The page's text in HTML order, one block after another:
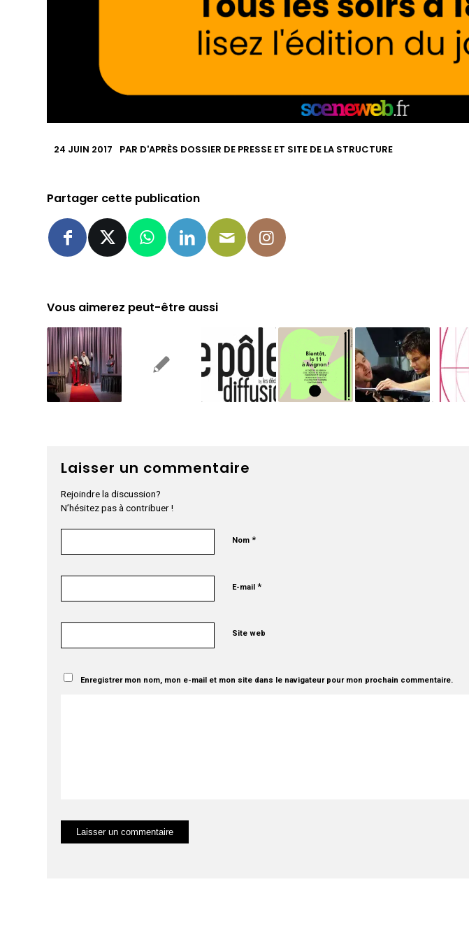
24 JUIN 2017 PAR D'APRÈS DOSSIER DE PRESSE ET SITE DE LA STRUCTURE
Partager cette publication
Vous aimerez peut-être aussi
Laisser un commentaire
Rejoindre la discussion?
N’hésitez pas à contribuer !
Nom*
E-mail*
Site web
Enregistrer mon nom, mon e-mail et mon site dans le navigateur pour mon prochain commentaire.